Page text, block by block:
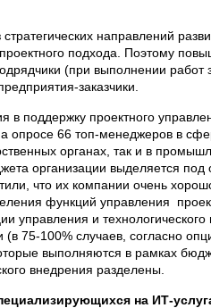
направлений
подхода. Поэтому
(при выполнении работ
заказчики.
в поддержку проектного
опросе 66 топ-менеджеров в
органах, так и в
организации выделяется под
что их компании очень
функций управления
управления и
75-100% случаев, согласно
выполняются в рамках
внедрения разделены.
на ИТ-